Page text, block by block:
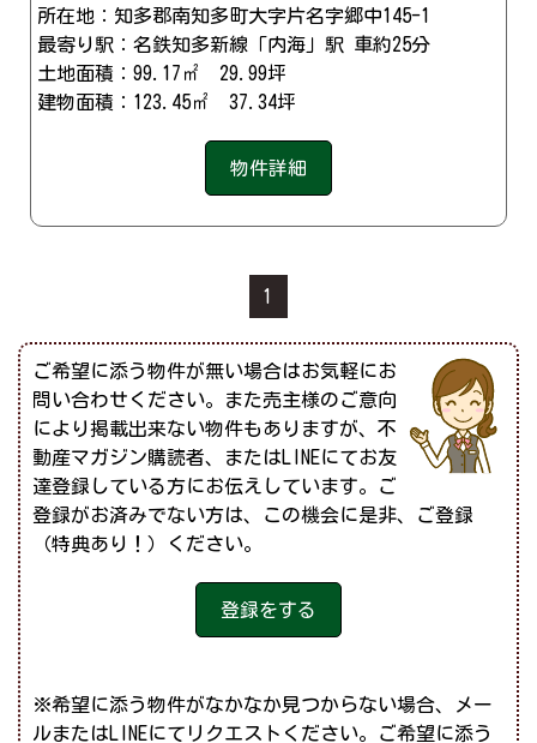
所在地：知多郡南知多町大字片名字郷中145-1
最寄り駅：名鉄知多新線「内海」駅 車約25分
土地面積：99.17㎡ 29.99坪
建物面積：123.45㎡ 37.34坪
物件詳細
1
ご希望に添う物件が無い場合はお気軽にお
問い合わせください。また売主様のご意向
により掲載出来ない物件もありますが、不
動産マガジン購読者、またはLINEにてお友
達登録している方にお伝えしています。ご
登録がお済みでない方は、この機会に是非、ご登録
（特典あり！）ください。
登録をする
※希望に添う物件がなかなか見つからない場合、メー
ルまたはLINEにてリクエストください。ご希望に添う